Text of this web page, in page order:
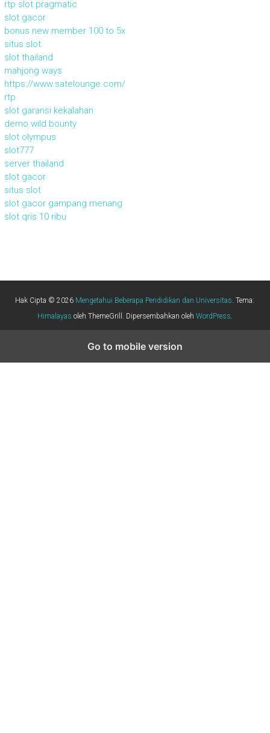
rtp slot pragmatic
slot gacor
bonus new member 100 to 5x
situs slot
slot thailand
mahjong ways
https://www.satelounge.com/
rtp
slot garansi kekalahan
demo wild bounty
slot olympus
slot777
server thailand
slot gacor
situs slot
slot gacor gampang menang
slot qris 10 ribu
Hak Cipta © 2026 Mengetahui Beberapa Pendidikan dan Universitas. Tema:
Himalayas oleh ThemeGrill. Dipersembahkan oleh WordPress.
Go to mobile version